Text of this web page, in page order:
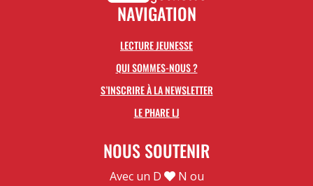
NAVIGATION
LECTURE JEUNESSE
QUI SOMMES-NOUS ?
S’INSCRIRE À LA NEWSLETTER
LE PHARE LJ
NOUS SOUTENIR
Avec un D
N ou